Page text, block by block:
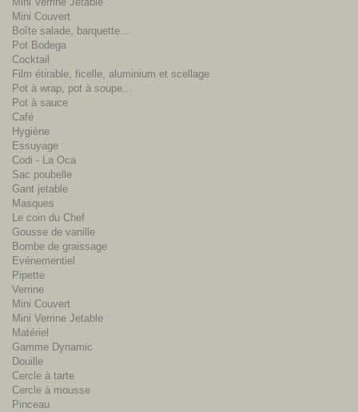
Mini Couvert
Boîte salade, barquette...
Pot Bodega
Cocktail
Film étirable, ficelle, aluminium et scellage
Pot à wrap, pot à soupe...
Pot à sauce
Café
Hygiène
Essuyage
Codi - La Oca
Sac poubelle
Gant jetable
Masques
Le coin du Chef
Gousse de vanille
Bombe de graissage
Evénementiel
Pipette
Verrine
Mini Couvert
Mini Verrine Jetable
Matériel
Gamme Dynamic
Douille
Cercle à tarte
Cercle à mousse
Pinceau